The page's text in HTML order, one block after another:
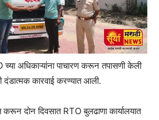
अधिकाऱ्यांना पाचारण करून तपासणी केली
कारवाई करण्यात आली.
दोन दिवसात RTO बुलढाणा कार्यालयात